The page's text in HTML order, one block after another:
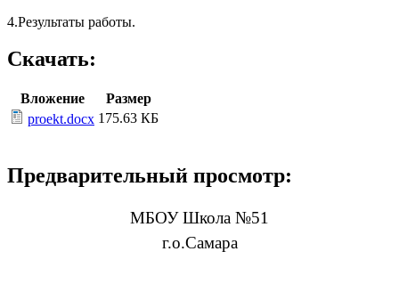
4.Результаты работы.
Скачать:
Вложение
Размер
proekt.docx 175.63 КБ
Предварительный просмотр:
МБОУ Школа №51
г.о.Самара